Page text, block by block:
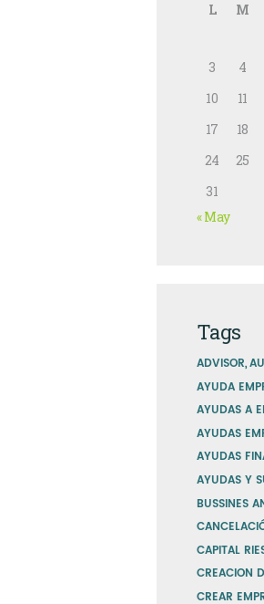
L M
3
4
10
11
17
18
24
25
31
« May
Tags
ADVISOR
AYUDA
AYUDAS A
AYUDAS
AYUDAS
AYUDAS Y
BUSSINES
CAPITAL
CREACION
CREAR